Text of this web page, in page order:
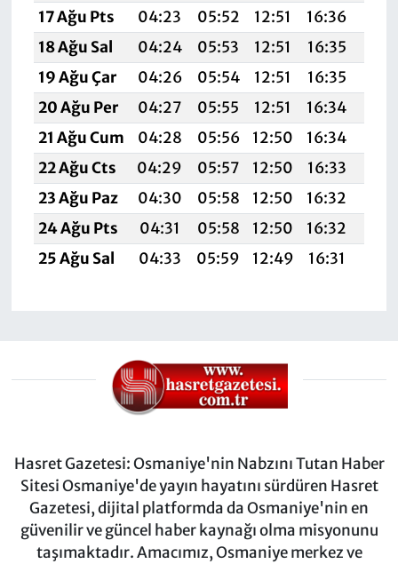
17 Ağu Pts
04:23 05:52 12:51 16:36
18 Ağu Sal
04:24 05:53 12:51 16:35
19 Ağu Çar
04:26 05:54 12:51 16:35
20 Ağu Per
04:27 05:55 12:51 16:34
21 Ağu Cum
04:28 05:56 12:50 16:34
22 Ağu Cts
04:29 05:57 12:50 16:33
23 Ağu Paz
04:30 05:58 12:50 16:32
24 Ağu Pts
04:31 05:58 12:50 16:32
25 Ağu Sal
04:33 05:59 12:49 16:31
Hasret Gazetesi: Osmaniye'nin Nabzını Tutan Haber
Sitesi Osmaniye'de yayın hayatını sürdüren Hasret
Gazetesi, dijital platformda da Osmaniye'nin en
güvenilir ve güncel haber kaynağı olma misyonunu
taşımaktadır. Amacımız, Osmaniye merkez ve